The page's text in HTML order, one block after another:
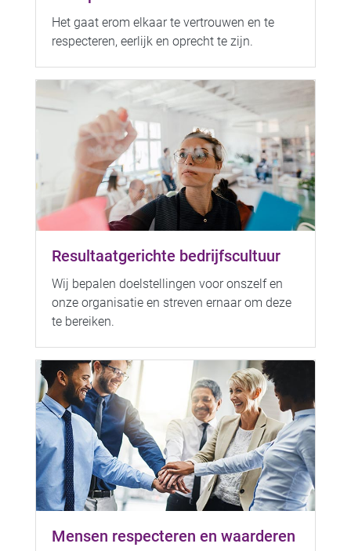
Het gaat erom elkaar te vertrouwen en te
respecteren, eerlijk en oprecht te zijn.
Resultaatgerichte bedrijfscultuur
Wij bepalen doelstellingen voor onszelf en
onze organisatie en streven ernaar om deze
te bereiken.
Mensen respecteren en waarderen